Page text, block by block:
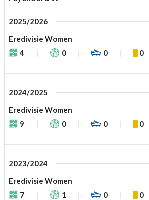
2025/2026
Eredivisie Women
4
0 0 0
2024/2025
Eredivisie Women
9
0 0 0
2023/2024
Eredivisie Women
7
1 0 0